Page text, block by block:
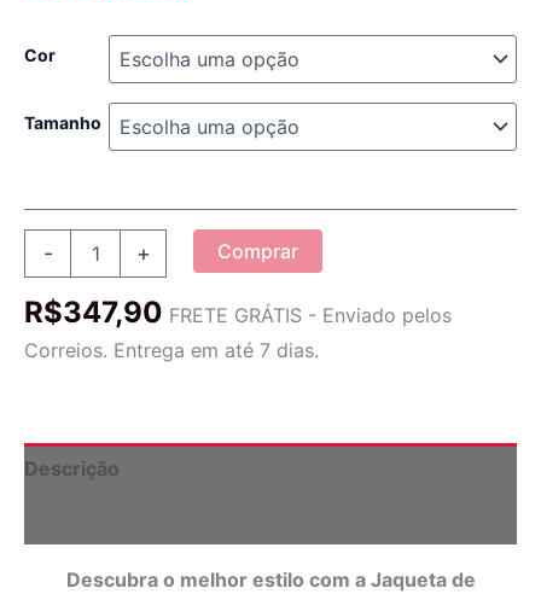
Cor
Tamanho
-
Jaqueta
couro
quantidade
+ Comprar
R$347,90 FRETE GRÁTIS - Enviado pelos
Correios. Entrega em até 7 dias.
Descrição
Descubra o melhor estilo com a Jaqueta de